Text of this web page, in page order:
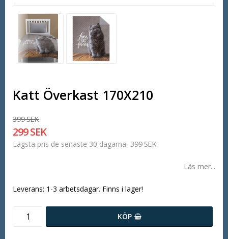
Katt Överkast 170X210
399 SEK
299 SEK
Lägsta pris de senaste 30 dagarna 399 SEK
Läs mer...
Leverans: 1-3 arbetsdagar. Finns i lager!
KÖP